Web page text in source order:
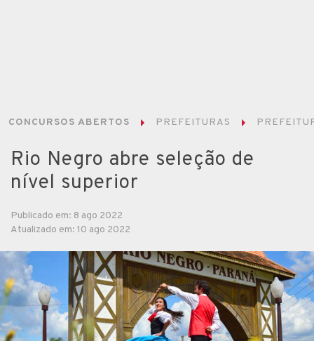
CONCURSOS ABERTOS PREFEITURAS
Rio Negro abre seleção de
nível superior
Publicado em: 8 ago 2022
Atualizado em: 10 ago 2022